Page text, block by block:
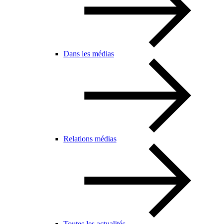
Dans les médias
Relations médias